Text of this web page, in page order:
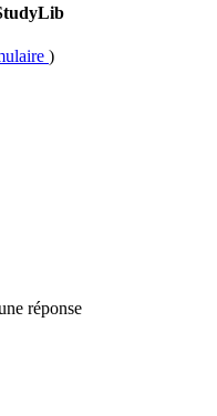
)
réponse